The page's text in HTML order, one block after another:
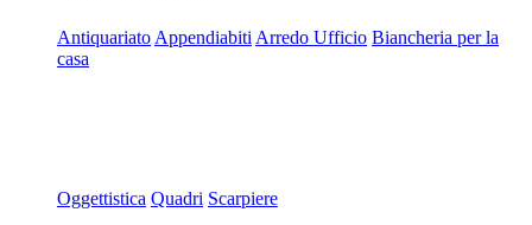
Antiquariato Appendiabiti Arredo Ufficio Biancheria per la
casa
Oggettistica Quadri Scarpiere